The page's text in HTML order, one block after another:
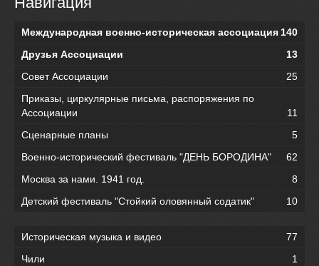
Международная военно-историческая ассоциация 140
Друзья Ассоциации
13
Совет Ассоциации
25
Приказы, циркулярные письма, распоряжения по
Ассоциации
11
Сценарные планы
5
Военно-исторический фестиваль "ДЕНЬ БОРОДИНА"
62
Москва за нами. 1941 год.
8
Детский фестиваль "Стойкий оловянный содатик"
10
Историческая музыка и видео
77
Чили
1